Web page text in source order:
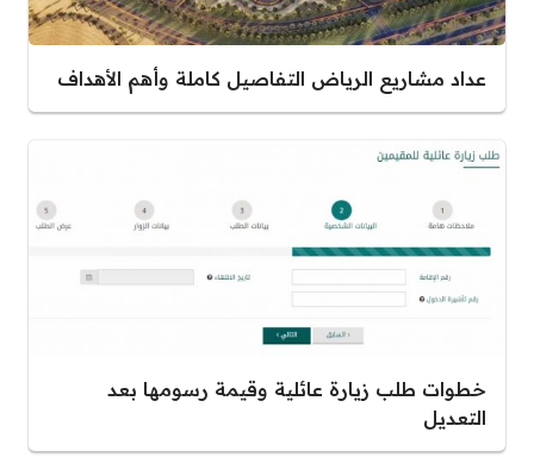
عداد مشاريع الرياض التفاصيل كاملة وأهم الأهداف
خطوات طلب زيارة عائلية وقيمة رسومها بعد
التعديل